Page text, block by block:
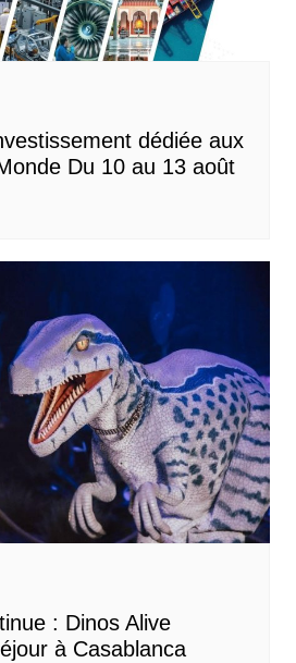
dédiée aux
Du 10 au 13 août
: Dinos Alive
à Casablanca